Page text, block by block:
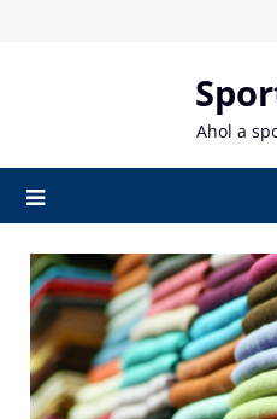
Ahol a